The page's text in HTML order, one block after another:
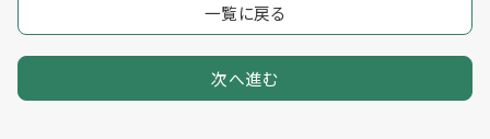
一覧に戻る
次へ進む